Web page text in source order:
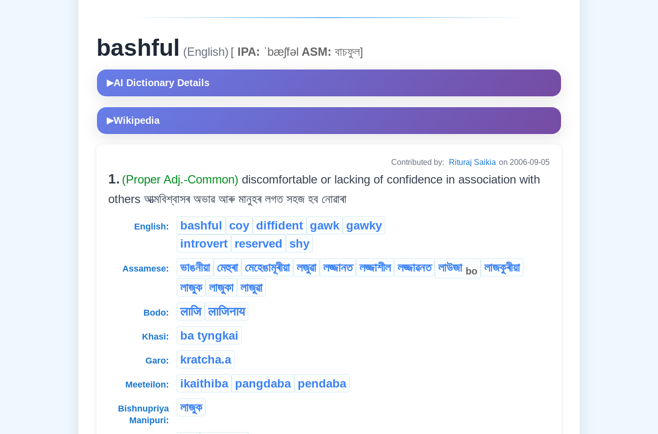
bashful (English) [ IPA: ˈbæʃfəl ASM: বাচফুল]
▶AI Dictionary Details
▶Wikipedia
Contributed by: Rituraj Saikia on 2006-09-05
1. (Proper Adj.-Common) discomfortable or lacking of confidence in association with
others আত্মবিশ্বাসৰ অভাৱ আৰু মানুহৰ লগত সহজ হব নোৱাৰা
English: bashful coy diffident gawk gawky
introvert reserved shy
Assamese: ভাঙনীয়া মেহুৰা মেহেঙামূৰীয়া লজুৱা লজ্জানত লজ্জাশীল লজ্জাৱনত লাউজা bo
লাজকুৰীয়া
লাজুক লাজুকা লাজুৱা
Bodo: लाजि लाजिनाय
Khasi: ba tyngkai
Garo: kratcha.a
Meeteilon: ikaithiba pangdaba pendaba
Bishnupriya
Manipuri:
লাজুক